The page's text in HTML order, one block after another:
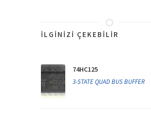
İLGINIZI ÇEKEBILIR
74HC125
3-STATE QUAD BUS BUFFER